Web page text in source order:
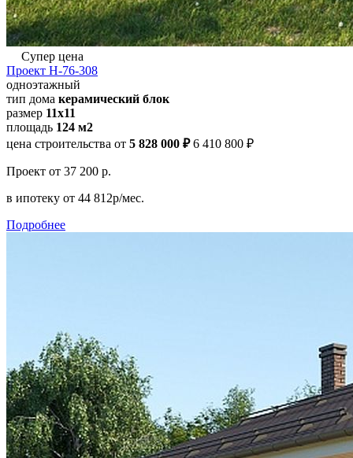
Супер цена
Проект Н-76-308
одноэтажный
тип дома керамический блок
размер 11x11
площадь 124 м2
цена строительства от 5 828 000 ₽ 6 410 800 ₽
Проект от 37 200 р.
в ипотеку от 44 812р/мес.
Подробнее